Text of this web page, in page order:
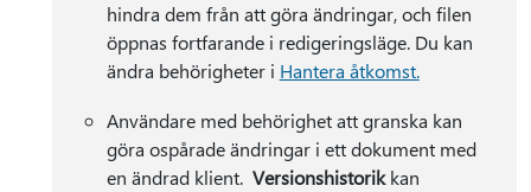
hindra dem från att göra ändringar, och filen
öppnas fortfarande i redigeringsläge. Du kan
ändra behörigheter i Hantera åtkomst.
Användare med behörighet att granska kan
göra ospårade ändringar i ett dokument med
en ändrad klient. Versionshistorikkan